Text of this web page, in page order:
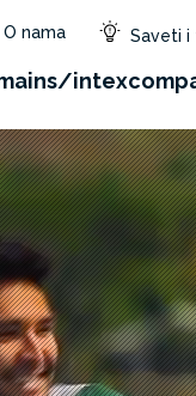
O nama Saveti i